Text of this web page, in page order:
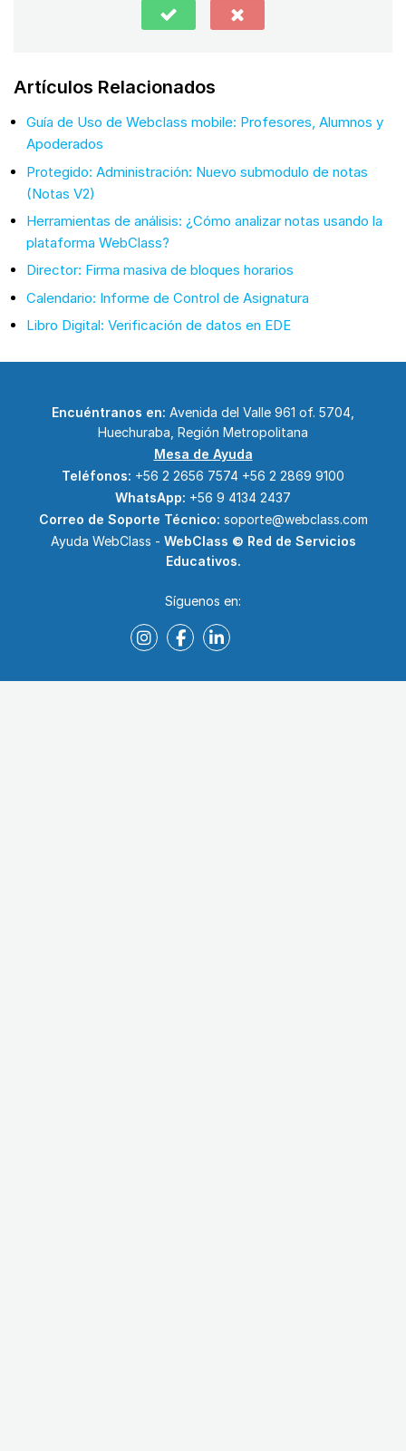
Artículos Relacionados
Guía de Uso de Webclass mobile: Profesores, Alumnos y
Apoderados
Protegido: Administración: Nuevo submodulo de notas
(Notas V2)
Herramientas de análisis: ¿Cómo analizar notas usando la
plataforma WebClass?
Director: Firma masiva de bloques horarios
Calendario: Informe de Control de Asignatura
Libro Digital: Verificación de datos en EDE
Encuéntranos en: Avenida del Valle 961 of. 5704,
Huechuraba, Región Metropolitana
Mesa de Ayuda
Teléfonos: +56 2 2656 7574 +56 2 2869 9100
WhatsApp: +56 9 4134 2437
Correo de Soporte Técnico: soporte@webclass.com
Ayuda WebClass - WebClass © Red de Servicios
Educativos.
Síguenos en: